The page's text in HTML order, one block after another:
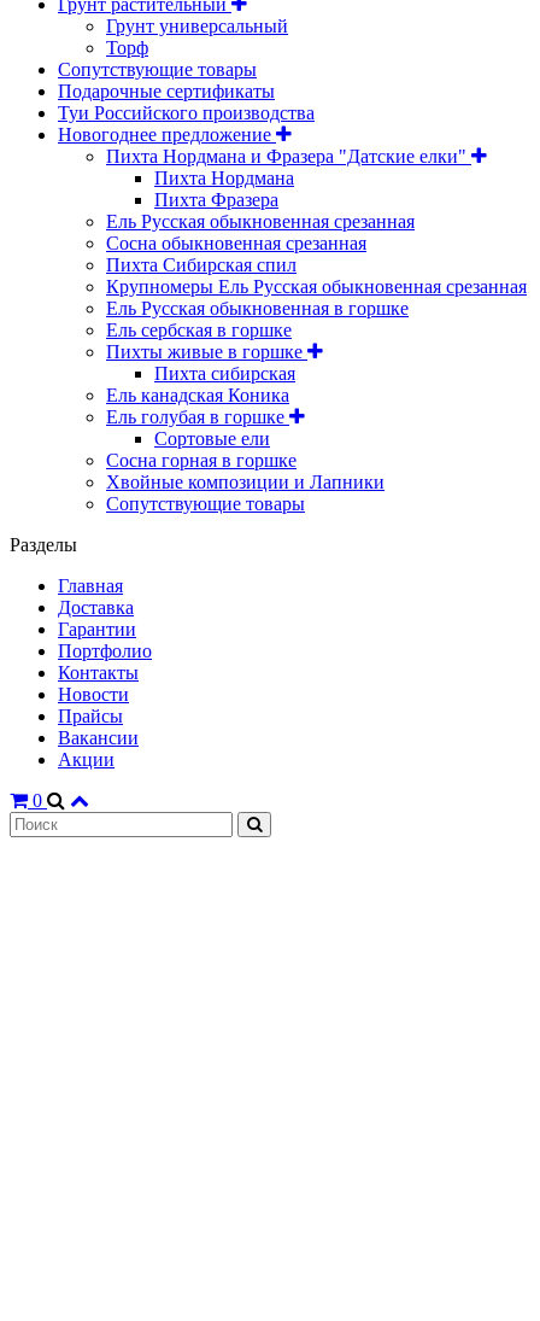
Грунт универсальный
Торф
Сопутствующие товары
Подарочные сертификаты
Туи Российского производства
Новогоднее предложение
Пихта Нордмана и Фразера "Датские елки"
Пихта Нордмана
Пихта Фразера
Ель Русская обыкновенная срезанная
Сосна обыкновенная срезанная
Пихта Сибирская спил
Крупномеры Ель Русская обыкновенная срезанная
Ель Русская обыкновенная в горшке
Ель сербская в горшке
Пихты живые в горшке
Пихта сибирская
Ель канадская Коника
Ель голубая в горшке
Сортовые ели
Сосна горная в горшке
Хвойные композиции и Лапники
Сопутствующие товары
Разделы
Главная
Доставка
Гарантии
Портфолио
Контакты
Новости
Прайсы
Вакансии
Акции
0